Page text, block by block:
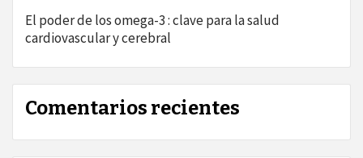
El poder de los omega-3 : clave para la salud
cardiovascular y cerebral
Comentarios recientes